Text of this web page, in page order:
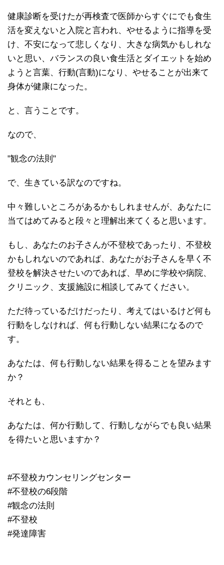
健康診断を受けたが再検査で医師からすぐにでも食生
活を変えないと入院と言われ、やせるように指導を受
け、不安になって悲しくなり、大きな病気かもしれな
いと思い、バランスの良い食生活とダイエットを始め
ようと言葉、行動(言動)になり、やせることが出来て
身体が健康になった。
と、言うことです。
なので、
"観念の法則"
で、生きている訳なのですね。
中々難しいところがあるかもしれませんが、あなたに
当てはめてみると段々と理解出来てくると思います。
もし、あなたのお子さんが不登校であったり、不登校
かもしれないのであれば、あなたがお子さんを早く不
登校を解決させたいのであれば、早めに学校や病院、
クリニック、支援施設に相談してみてください。
ただ待っているだけだったり、考えてはいるけど何も
行動をしなければ、何も行動しない結果になるので
す。
あなたは、何も行動しない結果を得ることを望みます
か？
それとも、
あなたは、何か行動して、行動しながらでも良い結果
を得たいと思いますか？
#不登校カウンセリングセンター
#不登校の6段階
#観念の法則
#不登校
#発達障害